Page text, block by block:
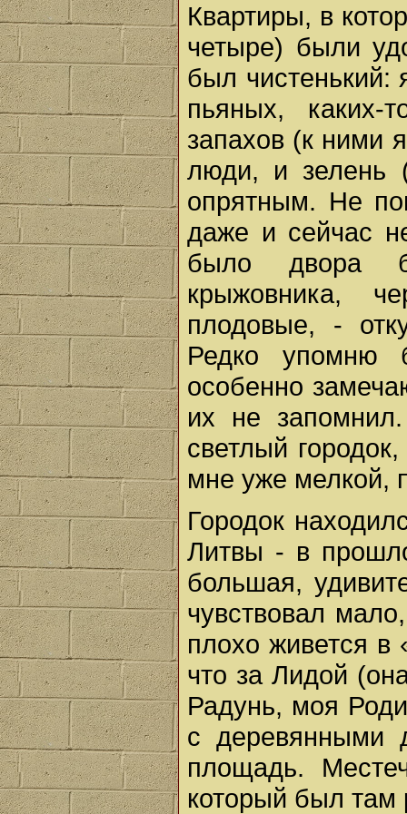
Квартиры, в
четыре) были
был
пьяных,
запахов (к ними
люди, и зелень
опрятным. Не
даже и сейчас
было двора
крыжовника,
плодовые, -
Редко упомню
особенно
их не запомнил.
светлый
мне уже мелкой,
Городок
Литвы - в
большая,
чувствовал
плохо живется в
что за Лидой
Радунь, моя
с деревянными
площадь.
который был там